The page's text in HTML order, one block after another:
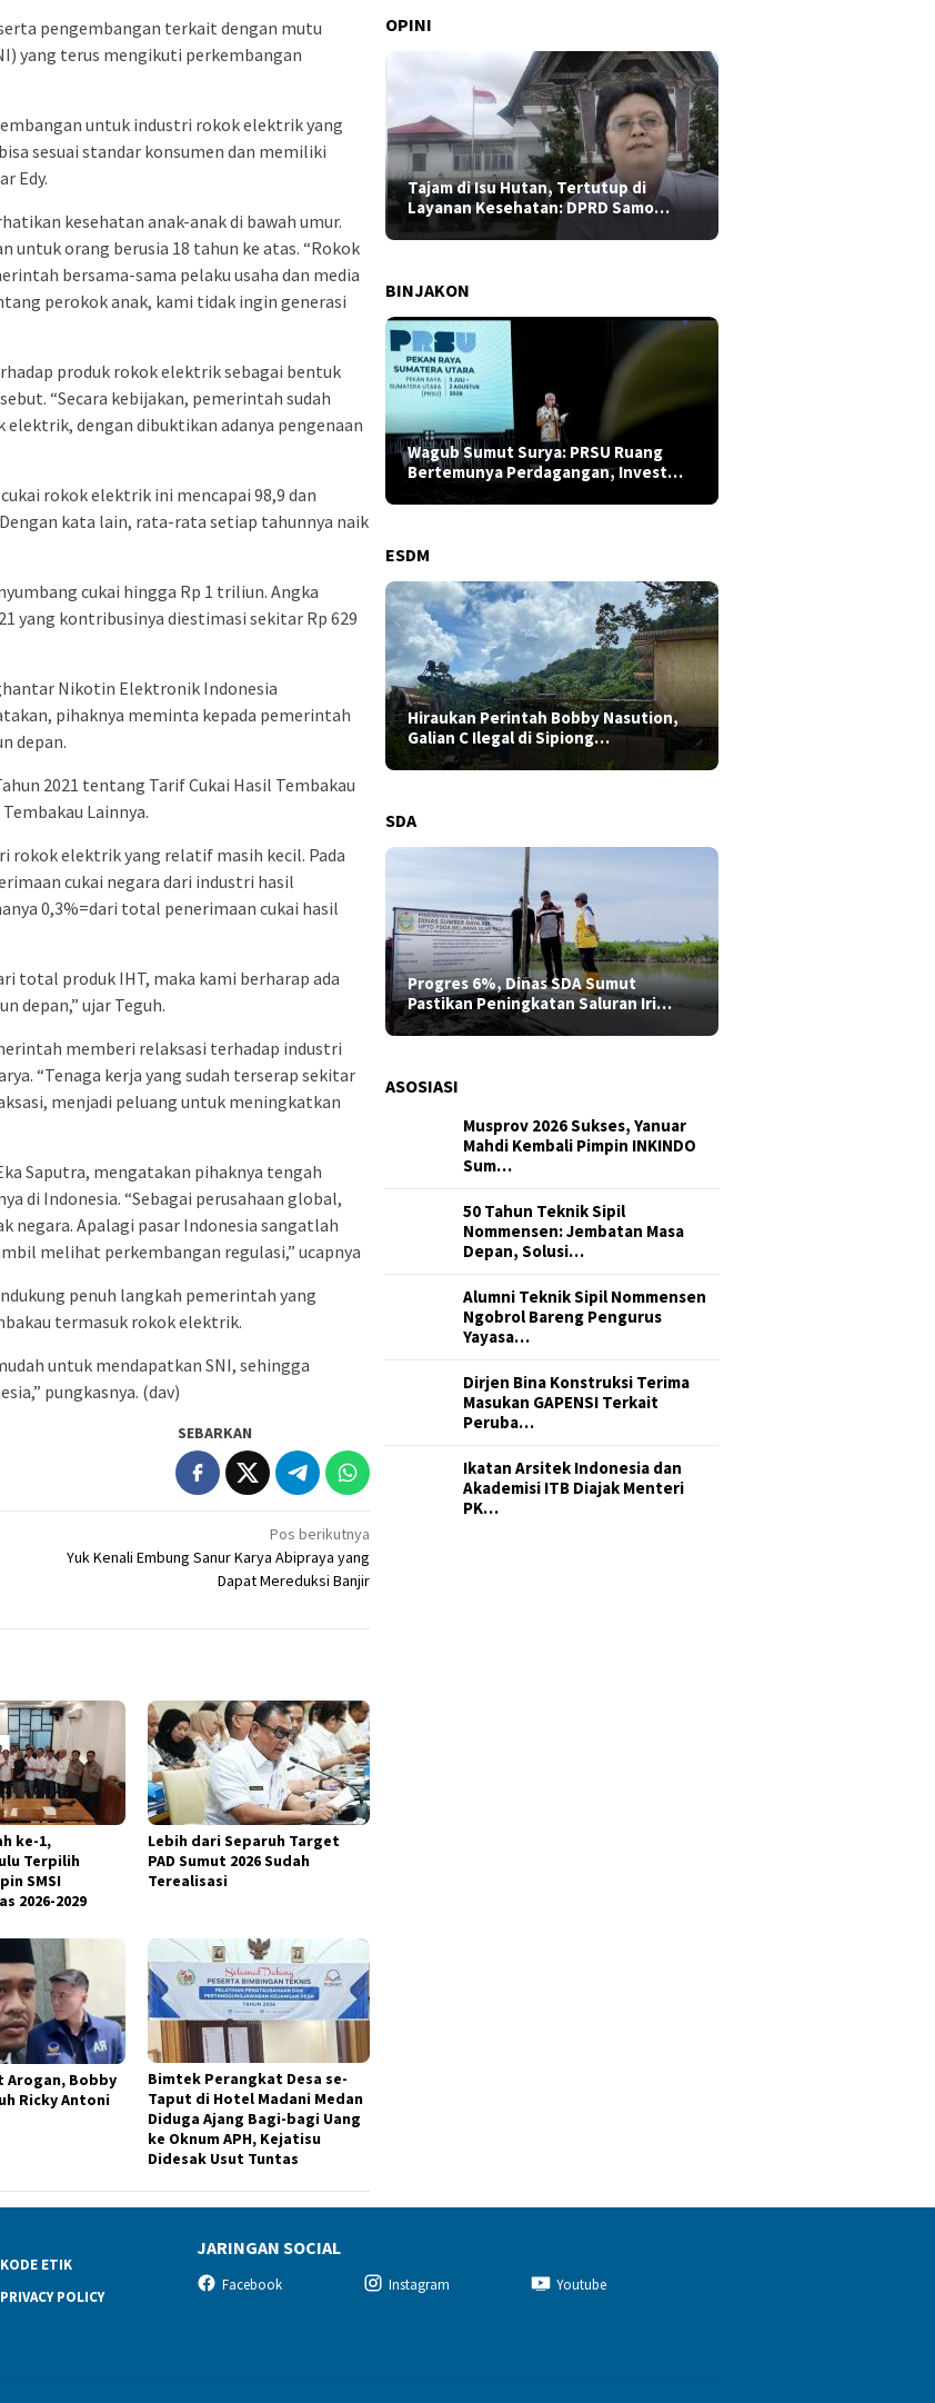
pengembangan terkait dengan mutu
yang terus mengikuti perkembangan
untuk industri rokok elektrik yang
sesuai standar konsumen dan memiliki
Edy.
kesehatan anak-anak di bawah umur.
orang berusia 18 tahun ke atas. “Rokok
bersama-sama pelaku usaha dan media
perokok anak, kami tidak ingin generasi
produk rokok elektrik sebagai bentuk
“Secara kebijakan, pemerintah sudah
dengan dibuktikan adanya pengenaan
rokok elektrik ini mencapai 98,9 dan
kata lain, rata-rata setiap tahunnya naik
cukai hingga Rp 1 triliun. Angka
yang kontribusinya diestimasi sekitar Rp 629
Nikotin Elektronik Indonesia
pihaknya meminta kepada pemerintah
depan.
2021 tentang Tarif Cukai Hasil Tembakau
Lainnya.
rokok elektrik yang relatif masih kecil. Pada
cukai negara dari industri hasil
0,3%=dari total penerimaan cukai hasil
total produk IHT, maka kami berharap ada
depan,” ujar Teguh.
memberi relaksasi terhadap industri
“Tenaga kerja yang sudah terserap sekitar
menjadi peluang untuk meningkatkan
Saputra, mengatakan pihaknya tengah
di Indonesia. “Sebagai perusahaan global,
negara. Apalagi pasar Indonesia sangatlah
melihat perkembangan regulasi,” ucapnya
penuh langkah pemerintah yang
termasuk rokok elektrik.
untuk mendapatkan SNI, sehingga
pungkasnya. (dav)
SEBARKAN
Pos berikutnya
Yuk Kenali Embung Sanur Karya Abipraya yang
Dapat Mereduksi Banjir
ke-1,
Terpilih
SMSI
2026-2029
Lebih dari Separuh Target
PAD Sumut 2026 Sudah
Terealisasi
Arogan, Bobby
Ricky Antoni
Bimtek Perangkat Desa se-
Taput di Hotel Madani Medan
Diduga Ajang Bagi-bagi Uang
ke Oknum APH, Kejatisu
Didesak Usut Tuntas
OPINI
Tajam di Isu Hutan, Tertutup di
Layanan Kesehatan: DPRD Samo…
BINJAKON
Wagub Sumut Surya: PRSU Ruang
Bertemunya Perdagangan, Invest…
ESDM
Hiraukan Perintah Bobby Nasution,
Galian C Ilegal di Sipiong…
SDA
Progres 6%, Dinas SDA Sumut
Pastikan Peningkatan Saluran Iri…
ASOSIASI
Musprov 2026 Sukses, Yanuar
Mahdi Kembali Pimpin INKINDO
Sum…
50 Tahun Teknik Sipil
Nommensen: Jembatan Masa
Depan, Solusi…
Alumni Teknik Sipil Nommensen
Ngobrol Bareng Pengurus
Yayasa…
Dirjen Bina Konstruksi Terima
Masukan GAPENSI Terkait
Peruba…
Ikatan Arsitek Indonesia dan
Akademisi ITB Diajak Menteri
PK…
KODE ETIK
PRIVACY POLICY
JARINGAN SOCIAL
Facebook Instagram Youtube